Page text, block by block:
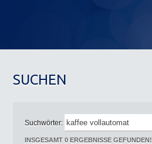
SUCHEN
Suchwörter:
INSGESAMT 0 ERGEBNISSE GEFUNDEN!